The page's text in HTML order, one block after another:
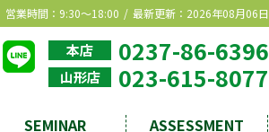
営業時間：9:30～18:00 最新更新：2026年08月06日
本店 0237-86-6396
山形店 023-615-8077
SEMINAR ASSESSMENT